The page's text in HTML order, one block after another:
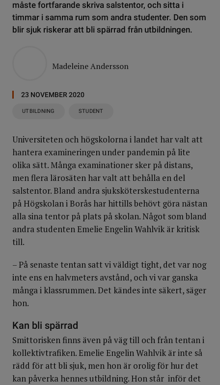
måste fortfarande skriva salstentor, och sitta i
timmar i samma rum som andra studenter. Den som
blir sjuk riskerar att bli spärrad från utbildningen.
Madeleine Andersson
23 NOVEMBER 2020
UTBILDNING STUDENT
Universiteten och högskolorna i landet har valt att
hantera examineringen under pandemin på lite
olika sätt. Många examinationer sker på distans,
men flera lärosäten har valt att behålla en del
salstentor. Bland andra sjuksköterskestudenterna
på Högskolan i Borås har hittills behövt göra nästan
alla sina tentor på plats på skolan. Något som bland
andra studenten Emelie Engelin Wahlvik är kritisk
till.
– På senaste tentan satt vi väldigt tight, det var nog
inte ens en halvmeters avstånd, och vi var ganska
många i klassrummen. Det kändes inte säkert, säger
hon.
Kan bli spärrad
Smittorisken finns även på väg till och från tentan i
kollektivtrafiken. Emelie Engelin Wahlvik är inte så
rädd för att bli sjuk, men hon är orolig för hur det
kan påverka hennes utbildning. Hon står inför det